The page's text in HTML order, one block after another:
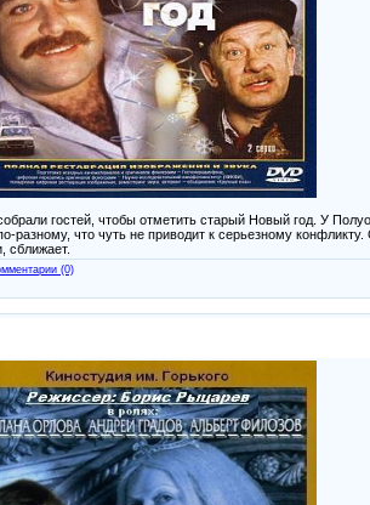
гостей, чтобы отметить старый Новый год. У
разному, что чуть не приводит к серьезному
сближает.
(0)